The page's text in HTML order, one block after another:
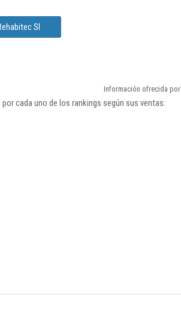
Sl
Información ofrecida por
cada uno de los rankings según sus ventas: